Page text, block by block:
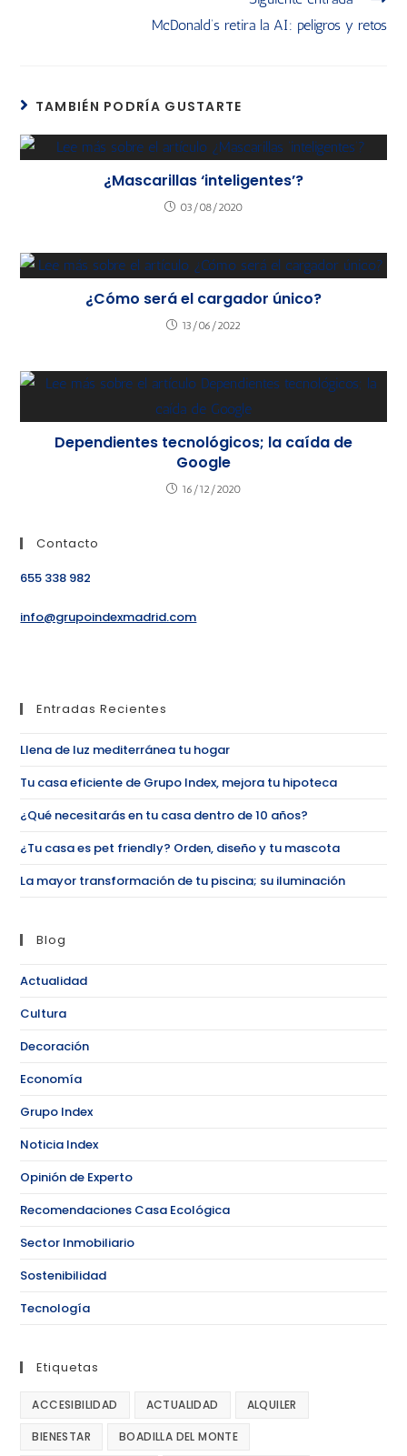
McDonald’s retira la AI: peligros y retos
TAMBIÉN PODRÍA GUSTARTE
¿Mascarillas ‘inteligentes’?
03/08/2020
¿Cómo será el cargador único?
13/06/2022
Dependientes tecnológicos; la caída de
Google
16/12/2020
Contacto
655 338 982
info@grupoindexmadrid.com
Entradas Recientes
Llena de luz mediterránea tu hogar
Tu casa eficiente de Grupo Index, mejora tu hipoteca
¿Qué necesitarás en tu casa dentro de 10 años?
¿Tu casa es pet friendly? Orden, diseño y tu mascota
La mayor transformación de tu piscina; su iluminación
Blog
Actualidad
Cultura
Decoración
Economía
Grupo Index
Noticia Index
Opinión de Experto
Recomendaciones Casa Ecológica
Sector Inmobiliario
Sostenibilidad
Tecnología
Etiquetas
ACCESIBILIDAD ACTUALIDAD ALQUILER
BIENESTAR BOADILLA DEL MONTE